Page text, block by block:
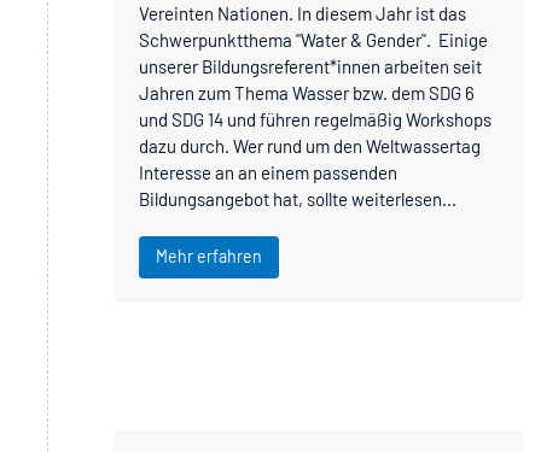
Vereinten Nationen. In diesem Jahr ist das
Schwerpunktthema "Water & Gender". Einige
unserer Bildungsreferent*innen arbeiten seit
Jahren zum Thema Wasser bzw. dem SDG 6
und SDG 14 und führen regelmäßig Workshops
dazu durch. Wer rund um den Weltwassertag
Interesse an an einem passenden
Bildungsangebot hat, sollte weiterlesen...
Mehr erfahren